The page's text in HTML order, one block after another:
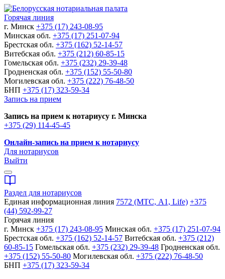
Горячая линия
г. Минск +375 (17) 243-08-95
Минская обл. +375 (17) 251-07-94
Брестская обл. +375 (162) 52-14-57
Витебская обл. +375 (212) 60-85-15
Гомельская обл. +375 (232) 29-39-48
Гродненская обл. +375 (152) 55-50-80
Могилевская обл. +375 (222) 76-48-50
БНП +375 (17) 323-59-34
Запись на прием
Запись на прием к нотариусу г. Минска
+375 (29) 114-45-45
Онлайн-запись на прием к нотариусу
Для нотариусов
Выйти
Раздел для нотариусов
Единая информационная линия 7572 (МТС, A1, Life) +375
(44) 592-99-27
Горячая линия
г. Минск +375 (17) 243-08-95 Минская обл. +375 (17) 251-07-94
Брестская обл. +375 (162) 52-14-57 Витебская обл. +375 (212)
60-85-15 Гомельская обл. +375 (232) 29-39-48 Гродненская обл.
+375 (152) 55-50-80 Могилевская обл. +375 (222) 76-48-50
БНП +375 (17) 323-59-34